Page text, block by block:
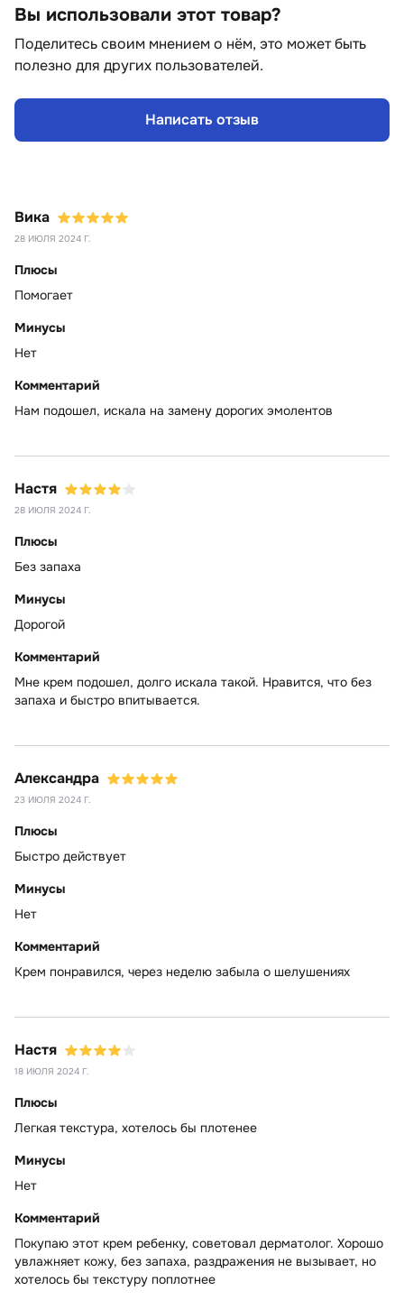
Вика
28 ИЮЛЯ 2024 Г.
Плюсы
Помогает
Минусы
Нет
Комментарий
Нам подошел, искала на замену дорогих эмолентов
Настя
28 ИЮЛЯ 2024 Г.
Плюсы
Без запаха
Минусы
Дорогой
Комментарий
Мне крем подошел, долго искала такой. Нравится, что без
запаха и быстро впитывается.
Александра
23 ИЮЛЯ 2024 Г.
Плюсы
Быстро действует
Минусы
Нет
Комментарий
Крем понравился, через неделю забыла о шелушениях
Настя
18 ИЮЛЯ 2024 Г.
Плюсы
Легкая текстура, хотелось бы плотенее
Минусы
Нет
Комментарий
Покупаю этот крем ребенку, советовал дерматолог. Хорошо
увлажняет кожу, без запаха, раздражения не вызывает, но
хотелось бы текстуру поплотнее
Вы использовали этот товар?
Поделитесь своим мнением о нём, это может быть
полезно для других пользователей.
Написать отзыв